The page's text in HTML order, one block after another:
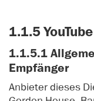
1.1.5
1.1.5.1
Empfänger
Anbieter dieses